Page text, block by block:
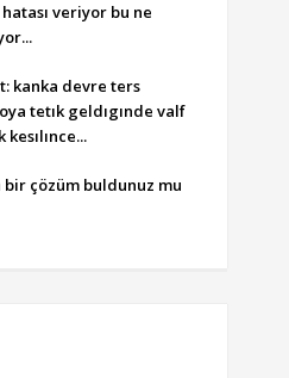
veriyor bu ne
kanka devre ters
tetık geldıgınde valf
bir çözüm buldunuz mu